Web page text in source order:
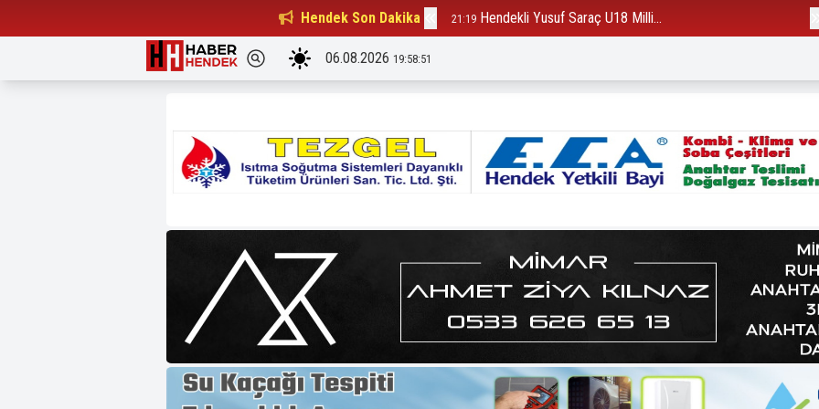
Hendek Son Dakika
Hendekli Yusuf Saraç U18 Milli... 12:23 Bakanlık Hendek’te ki o firmay...
06.08.2026 19:58:54